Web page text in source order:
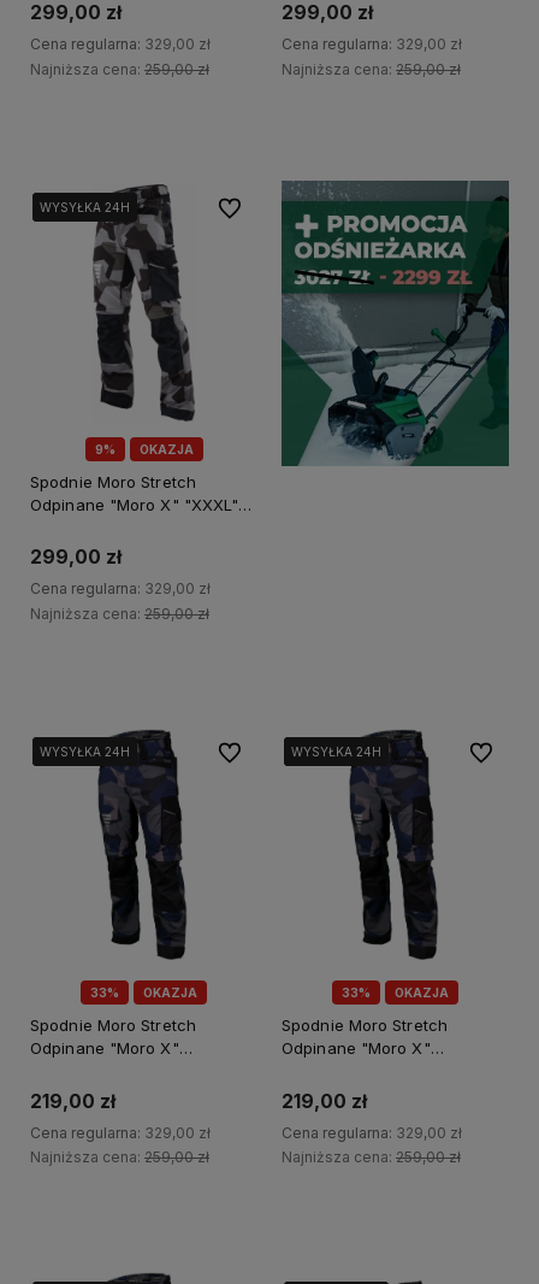
299,00 zł
Cena regularna: 329,00 zł
Najniższa cena: 259,00 zł
299,00 zł
Cena regularna: 329,00 zł
Najniższa cena: 259,00 zł
9% OKAZJA
WYSYŁKA 24H
WYSYŁKA 24H
WYSYŁKA 24H
Spodnie Moro Stretch
Odpinane "Moro X" "XXXL"
299,00 zł
Cena regularna: 329,00 zł
Najniższa cena: 259,00 zł
Do ulubionych
33% OKAZJA
WYSYŁKA 24H
WYSYŁKA 24H
WYSYŁKA 24H
Spodnie Moro Stretch
Odpinane "Moro X"
79172
219,00 zł
Cena regularna: 329,00 zł
Najniższa cena: 259,00 zł
Do ulubionych
33% OKAZJA
WYSYŁKA 24H
WYSYŁKA 24H
WYSYŁKA 24H
Spodnie Moro Stretch
Odpinane "Moro X"
S-79178
219,00 zł
Cena regularna: 329,00 zł
Najniższa cena: 259,00 zł
Do